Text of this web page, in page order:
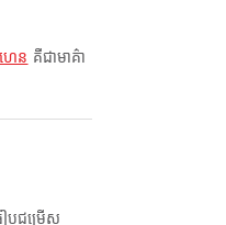
េន គឺជាមាគ៌ា